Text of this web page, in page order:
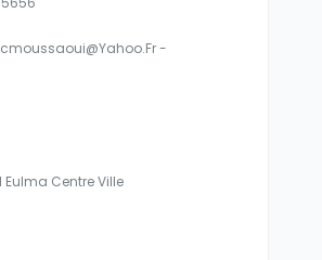
-
Eulma Centre Ville